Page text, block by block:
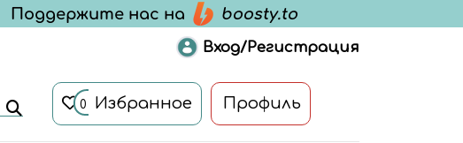
Вход/Регистрация
0 Избранное Профиль